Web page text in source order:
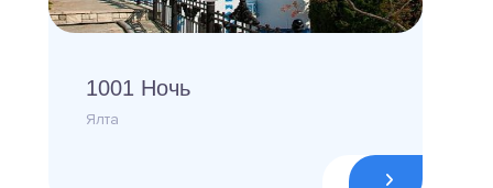
1001 Ночь
Ялта